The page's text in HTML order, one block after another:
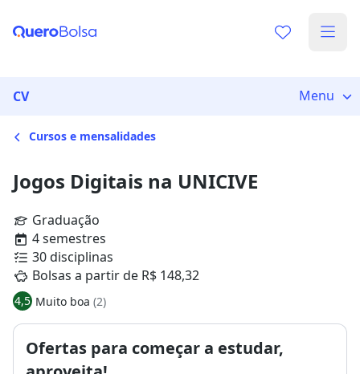
CV Menu
Cursos e mensalidades
Jogos Digitais na UNICIVE
Graduação
4 semestres
30 disciplinas
Bolsas a partir de R$ 148,32
4,5 Muito boa (2)
Ofertas para começar a estudar,